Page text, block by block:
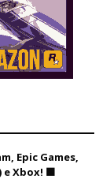
Epic Games,
Xbox! 🟩